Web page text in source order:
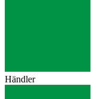
Händler